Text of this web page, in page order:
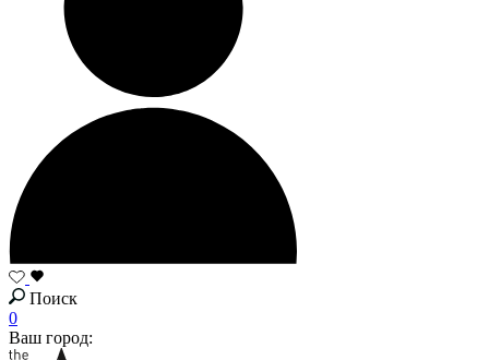
Поиск
0
Ваш город: